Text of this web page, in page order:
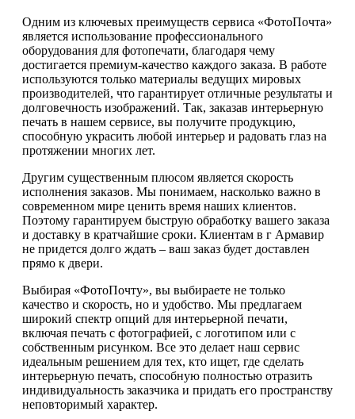
Одним из ключевых преимуществ сервиса «ФотоПочта»
является использование профессионального
оборудования для фотопечати, благодаря чему
достигается премиум-качество каждого заказа. В работе
используются только материалы ведущих мировых
производителей, что гарантирует отличные результаты и
долговечность изображений. Так, заказав интерьерную
печать в нашем сервисе, вы получите продукцию,
способную украсить любой интерьер и радовать глаз на
протяжении многих лет.
Другим существенным плюсом является скорость
исполнения заказов. Мы понимаем, насколько важно в
современном мире ценить время наших клиентов.
Поэтому гарантируем быструю обработку вашего заказа
и доставку в кратчайшие сроки. Клиентам в г Армавир
не придется долго ждать – ваш заказ будет доставлен
прямо к двери.
Выбирая «ФотоПочту», вы выбираете не только
качество и скорость, но и удобство. Мы предлагаем
широкий спектр опций для интерьерной печати,
включая печать с фотографией, с логотипом или с
собственным рисунком. Все это делает наш сервис
идеальным решением для тех, кто ищет, где сделать
интерьерную печать, способную полностью отразить
индивидуальность заказчика и придать его пространству
неповторимый характер.